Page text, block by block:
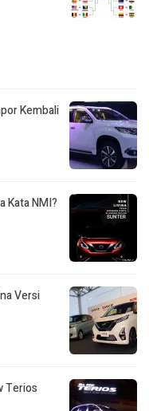
Kembali
Kata NMI?
Versi
Terios